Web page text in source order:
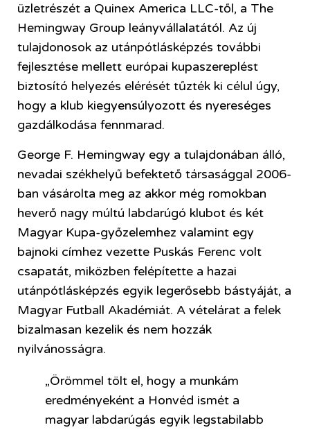
üzletrészét a Quinex America LLC-től, a The
Hemingway Group leányvállalatától. Az új
tulajdonosok az utánpótlásképzés további
fejlesztése mellett európai kupaszereplést
biztosító helyezés elérését tűzték ki célul úgy,
hogy a klub kiegyensúlyozott és nyereséges
gazdálkodása fennmarad.
George F. Hemingway egy a tulajdonában álló,
nevadai székhelyű befektető társasággal 2006-
ban vásárolta meg az akkor még romokban
heverő nagy múltú labdarúgó klubot és két
Magyar Kupa-győzelemhez valamint egy
bajnoki címhez vezette Puskás Ferenc volt
csapatát, miközben felépítette a hazai
utánpótlásképzés egyik legerősebb bástyáját, a
Magyar Futball Akadémiát. A vételárat a felek
bizalmasan kezelik és nem hozzák
nyilvánosságra.
„Örömmel tölt el, hogy a munkám
eredményeként a Honvéd ismét a
magyar labdarúgás egyik legstabilabb